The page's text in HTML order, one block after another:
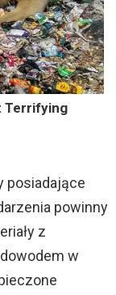
Terrifying
posiadające
powinny
z
w